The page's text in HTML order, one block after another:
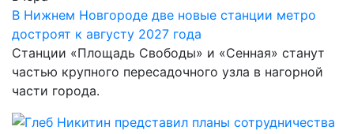
В Нижнем Новгороде две новые станции метро
достроят к августу 2027 года
Станции «Площадь Свободы» и «Сенная» станут
частью крупного пересадочного узла в нагорной
части города.